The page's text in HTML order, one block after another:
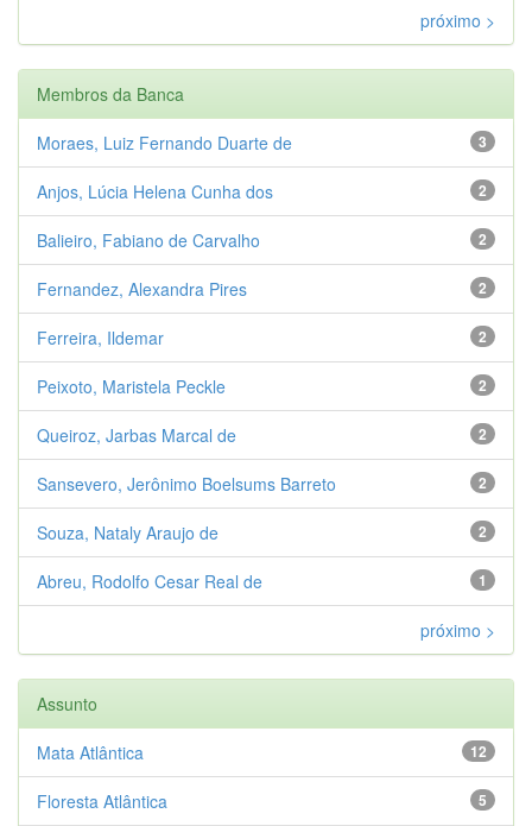
próximo >
Membros da Banca
3
Moraes, Luiz Fernando Duarte de
2
Anjos, Lúcia Helena Cunha dos
2
Balieiro, Fabiano de Carvalho
2
Fernandez, Alexandra Pires
2
Ferreira, Ildemar
2
Peixoto, Maristela Peckle
2
Queiroz, Jarbas Marcal de
2
Sansevero, Jerônimo Boelsums Barreto
2
Souza, Nataly Araujo de
1
Abreu, Rodolfo Cesar Real de
próximo >
Assunto
12
Mata Atlântica
5
Floresta Atlântica